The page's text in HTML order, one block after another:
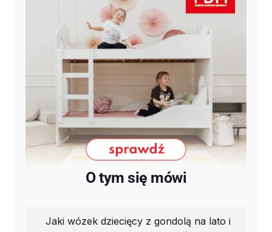
O tym się mówi
Jaki wózek dziecięcy z gondolą na lato i